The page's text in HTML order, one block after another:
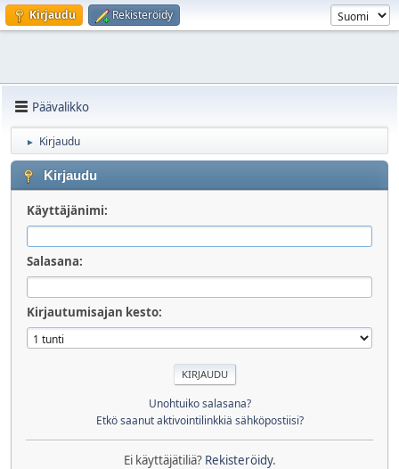
Kirjaudu Rekisteröidy
Päävalikko
► Kirjaudu
Kirjaudu
Käyttäjänimi:
Salasana:
Kirjautumisajan kesto:
Unohtuiko salasana?
Etkö saanut aktivointilinkkiä sähköpostiisi?
Ei käyttäjätiliä? Rekisteröidy.